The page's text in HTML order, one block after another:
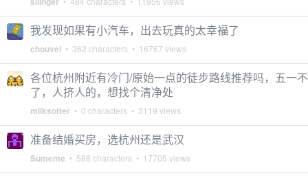
我发现如果有小汽车，出去玩真的太幸福了
chouvel • 362 characters • 16767 views
各位杭州附近有冷门/原始一点的徒步路线推荐吗，五一
了，人挤人的，想找个清净处
milksofter • 0 characters • 3119 views
准备结婚买房，选杭州还是武汉
Sumeme • 588 characters • 17705 views